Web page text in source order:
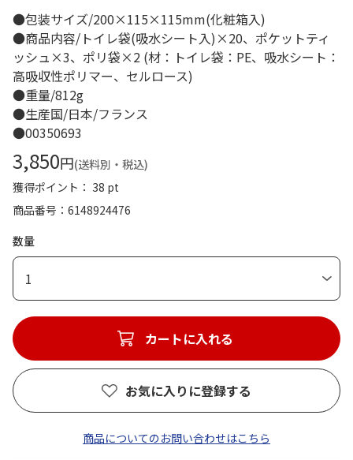
●包装サイズ/200×115×115mm(化粧箱入)
●商品内容/トイレ袋(吸水シート入)×20、ポケットティ
ッシュ×3、ポリ袋×2 (材：トイレ袋：PE、吸水シート：
高吸収性ポリマー、セルロース)
●重量/812g
●生産国/日本/フランス
●00350693
3,850円(送料別・税込)
獲得ポイント： 38 pt
商品番号
6148924476
数量
1
カートに入れる
お気に入りに登録する
商品についてのお問い合わせはこちら